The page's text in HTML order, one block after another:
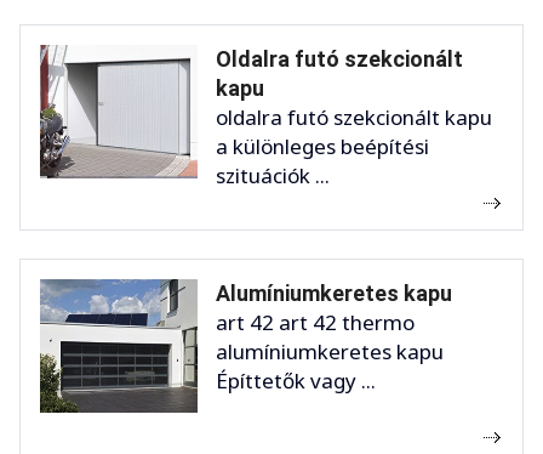
Oldalra futó szekcionált
kapu
oldalra futó szekcionált kapu
a különleges beépítési
szituációk ...
Alumíniumkeretes kapu
art 42 art 42 thermo
alumíniumkeretes kapu
Építtetők vagy ...